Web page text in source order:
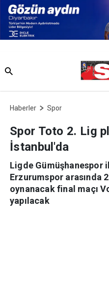
Haberler Spor
Spor Toto 2. Lig
İstanbul'da
Ligde Gümüşhanespor
Erzurumspor arasında
oynanacak final maçı
yapılacak